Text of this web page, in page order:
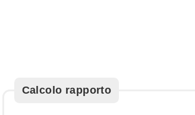
Calcolo rapporto